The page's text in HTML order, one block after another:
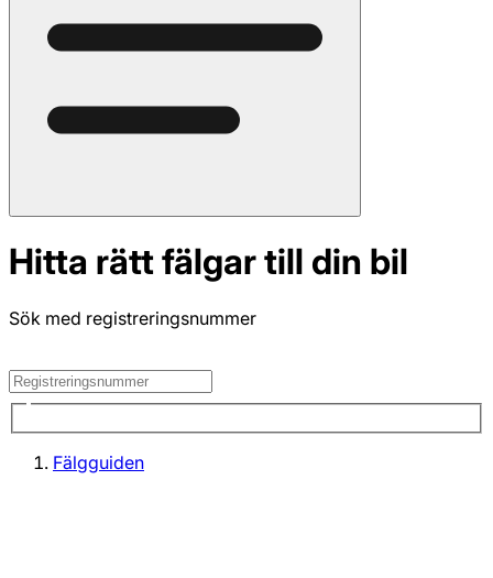
Hitta rätt fälgar till din bil
Sök med registreringsnummer
Fälgguiden